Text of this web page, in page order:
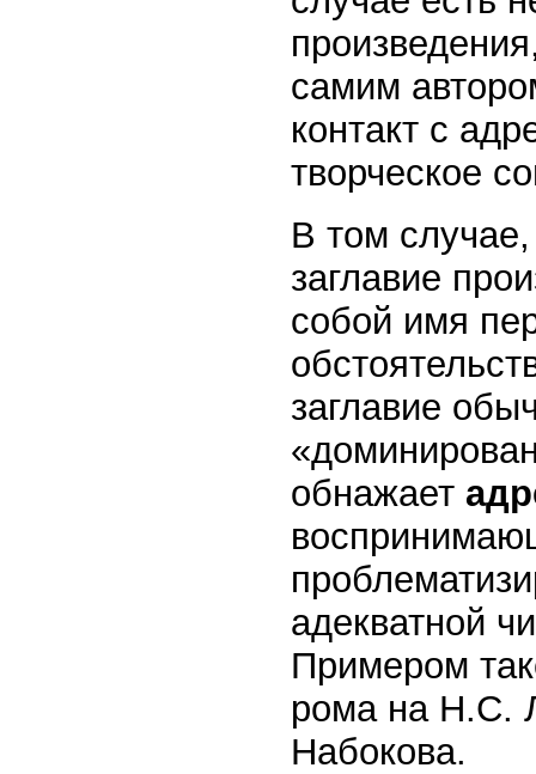
самим
контакт с
творческое
В том
заглавие
собой имя
заглавие
обнажает
адекватной
Примером
рома на Н.С.
Набокова.